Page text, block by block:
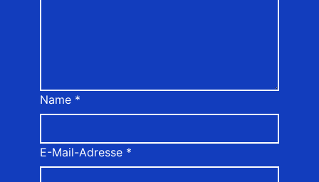
Name *
E-Mail-Adresse *